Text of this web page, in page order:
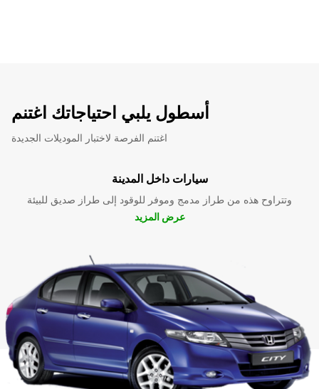
أسطول يلبي احتياجاتك اغتنم
اغتنم الفرصة لاختبار الموديلات الجديدة
سيارات داخل المدينة
وتتراوح هذه من طراز مدمج وموفر للوقود إلى طراز صديق للبيئة
عرض المزيد